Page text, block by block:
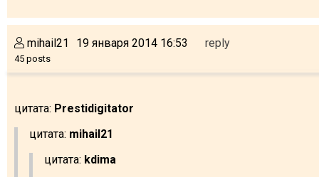
mihail21
45 posts
19 января 2014 16:53 reply
цитата: Prestidigitator
цитата: mihail21
цитата: kdima